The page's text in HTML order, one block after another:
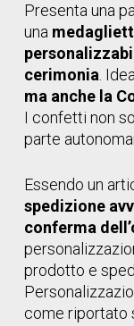
Presenta una
una
cerimonia.
ma anche la
I confetti non
parte
Essendo un
spedizione
conferma
prodotto e
come riportato